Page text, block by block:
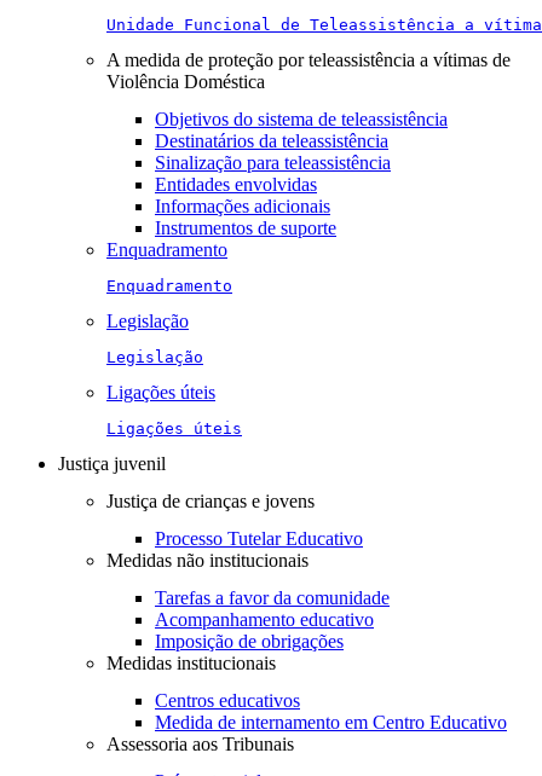
Unidade Funcional de Teleassistência a
A medida de proteção por teleassistência a vítimas de
Violência Doméstica
Objetivos do sistema de teleassistência
Destinatários da teleassistência
Sinalização para teleassistência
Entidades envolvidas
Informações adicionais
Instrumentos de suporte
Enquadramento
Enquadramento
Legislação
Legislação
Ligações úteis
Ligações úteis
Justiça juvenil
Justiça de crianças e jovens
Processo Tutelar Educativo
Medidas não institucionais
Tarefas a favor da comunidade
Acompanhamento educativo
Imposição de obrigações
Medidas institucionais
Centros educativos
Medida de internamento em Centro Educativo
Assessoria aos Tribunais